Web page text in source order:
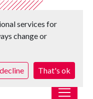
Toggle
services for
change or
That's ok